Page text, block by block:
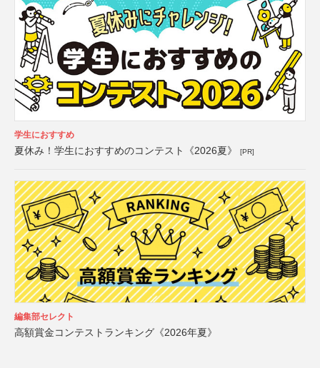
学生におすすめ
夏休み！学生におすすめのコンテスト《2026夏》 [PR]
編集部セレクト
高額賞金コンテストランキング《2026年夏》